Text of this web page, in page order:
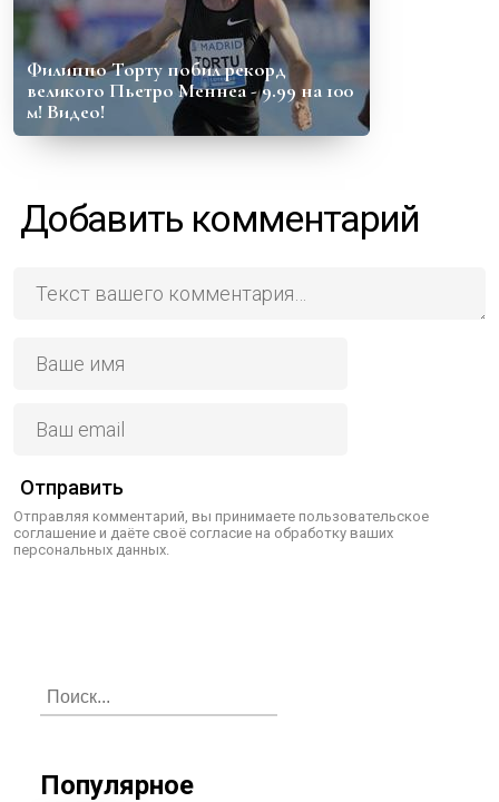
Филиппо Торту побил рекорд
великого Пьетро Меннеа - 9.99 на 100
м! Видео!
Добавить комментарий
Отправить
Отправляя комментарий, вы принимаете пользовательское
соглашение и даёте своё согласие на обработку ваших
персональных данных.
Популярное